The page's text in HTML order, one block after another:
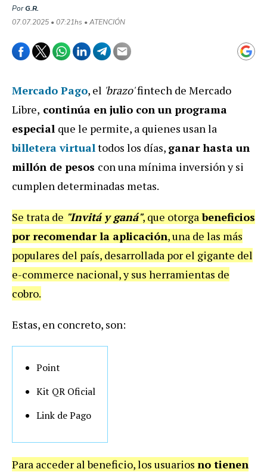
PorG.R.
07.07.2025 • 07:21hs • ATENCIÓN
Mercado Pago, el 'brazo'fintech de Mercado
Libre, continúa en julio con un programa
especial que le permite, a quienes usan la
billetera virtualtodos los días, ganar hasta un
millón de pesos con una mínima inversión y si
cumplen determinadas metas.
Se trata de "Invitá y ganá", que otorgabeneficios
por recomendar la aplicación, una de las más
populares del país, desarrollada por el gigante del
e-commerce nacional, y sus herramientas de
cobro.
Estas, en concreto, son:
Point
Kit QR Oficial
Link de Pago
Para acceder al beneficio, los usuarios no tienen